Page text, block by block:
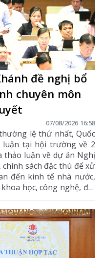
đề nghị bổ
chuyên môn
07/08/2026 16:58
lệ thứ nhất, Quốc
luận tại hội trường về 2
thảo luận về dự án Nghị
chính sách đặc thù để xử
đến kinh tế nhà nước,
học, công nghệ, đổi
đại biểu Hoàng Quốc
Đoàn chuyên trách
nhất với sự cần thiết
của Chính phủ, đại
nội dung tại Điều 13